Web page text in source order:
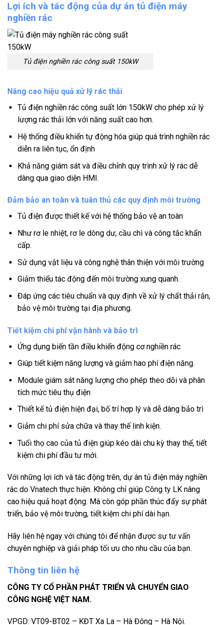
Lợi ích và tác động của dự án tủ điện máy
nghiền rác
Tủ điện nghiền rác công suất 150kW
Nâng cao hiệu quả xử lý rác thải
Tủ điện nghiền rác công suất lớn 150kW cho phép xử lý
lượng rác thải lớn với năng suất cao hơn.
Hệ thống điều khiển tự động hóa giúp quá trình nghiền rác
diễn ra liên tục, ổn định
Khả năng giám sát và điều chỉnh quy trình xử lý rác dễ
dàng qua giao diện HMI.
Đảm bảo an toàn và tuân thủ các quy định môi trường
Tủ điện được thiết kế với hệ thống bảo vệ an toàn
Như rơ le nhiệt, rơ le dòng dư, cầu chì và công tắc khẩn
cấp.
Sử dụng vật liệu và công nghệ thân thiện với môi trường
Giảm thiểu tác động đến môi trường xung quanh.
Đáp ứng các tiêu chuẩn và quy định về xử lý chất thải rắn,
bảo vệ môi trường tại địa phương.
Tiết kiệm chi phí vận hành và bảo trì
Ứng dụng biến tần điều khiển động cơ nghiền rác
Giúp tiết kiệm năng lượng và giảm hao phí điện năng.
Module giám sát năng lượng cho phép theo dõi và phân
tích mức tiêu thụ điện
Thiết kế tủ điện hiện đại, bố trí hợp lý và dễ dàng bảo trì
Giảm chi phí sửa chữa và thay thế linh kiện.
Tuổi thọ cao của tủ điện giúp kéo dài chu kỳ thay thế, tiết
kiệm chi phí đầu tư mới.
Với những lợi ích và tác động trên, dự án tủ điện máy nghiền
rác do Vnatech thực hiện. Không chỉ giúp Công ty LK nâng
cao hiệu quả hoạt động. Mà còn góp phần thúc đẩy sự phát
triển, bảo vệ môi trường, tiết kiệm chi phí dài hạn.
Hãy liên hệ ngay với chúng tôi để nhận được sự tư vấn
chuyên nghiệp và giải pháp tối ưu cho nhu cầu của bạn.
Thông tin liên hệ
CÔNG TY CỔ PHẦN PHÁT TRIỂN VÀ CHUYỂN GIAO
CÔNG NGHỆ VIỆT NAM.
VPGD: VT09-BT02 – KĐT Xa La – Hà Đông – Hà Nội.